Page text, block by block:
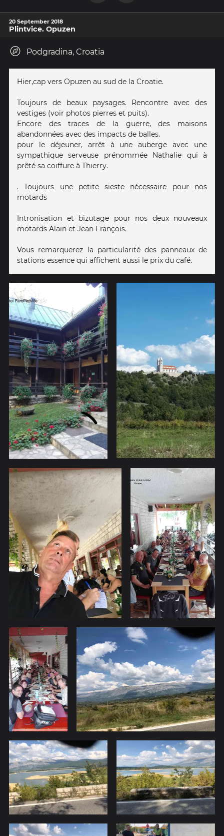
20 September 2018
Plintvice. Opuzen
Podgradina, Croatia
Hier,cap vers Opuzen au sud de la Croatie.
Toujours de beaux paysages. Rencontre avec des
vestiges (voir photos pierres et puits).
Encore des traces de la guerre, des maisons
abandonnées avec des impacts de balles.
pour le déjeuner, arrêt à une auberge avec une
sympathique serveuse prénommée Nathalie qui à
prêté sa coiffure à Thierry.
. Toujours une petite sieste nécessaire pour nos
motards
Intronisation et bizutage pour nos deux nouveaux
motards Alain et Jean François.
Vous remarquerez la particularité des panneaux de
stations essence qui affichent aussi le prix du café.